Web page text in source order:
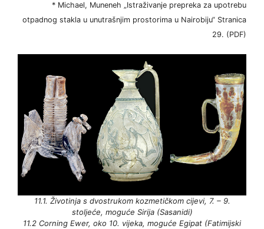
* Michael, Muneneh „Istraživanje prepreka za upotrebu
otpadnog stakla u unutrašnjim prostorima u Nairobiju“ Stranica
29. (PDF)
11.1. Životinja s dvostrukom kozmetičkom cijevi, 7. – 9.
stoljeće, moguće Sirija (Sasanidi)
11.2 Corning Ewer, oko 10. vijeka, moguće Egipat (Fatimijski